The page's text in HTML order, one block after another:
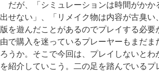
だが、「シミュレーションは時間がかか
出せない」、「リメイク物は内容が古臭い
版を遊んだことがあるのでプレイする必要
由で購入を迷っているプレーヤーもまだま
ろうか。そこで今回は、プレイしないとわ
を紹介していこう。二の足を踏んでいるプ